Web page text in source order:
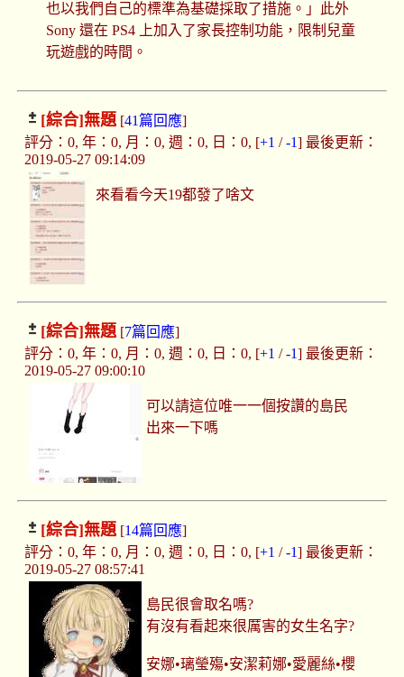
也以我們自己的標準為基礎採取了措施。」此外
Sony 還在 PS4 上加入了家長控制功能，限制兒童
玩遊戲的時間。
[綜合]無題[41篇回應]
評分：0, 年：0, 月：0, 週：0, 日：0, [+1 /-1] 最後更新：
2019-05-27 09:14:09
來看看今天19都發了啥文
[綜合]無題[7篇回應]
評分：0, 年：0, 月：0, 週：0, 日：0, [+1 /-1] 最後更新：
2019-05-27 09:00:10
可以請這位唯一一個按讚的島民
出來一下嗎
[綜合]無題[14篇回應]
評分：0, 年：0, 月：0, 週：0, 日：0, [+1 /-1] 最後更新：
2019-05-27 08:57:41
島民很會取名嗎?
有沒有看起來很厲害的女生名字?
安娜•璃瑩殤•安潔莉娜•愛麗絲•櫻